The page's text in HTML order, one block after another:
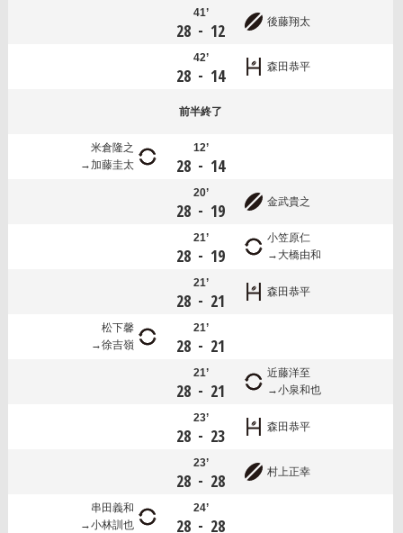
41’
28 - 12 後藤翔太
42’
28 - 14 森田恭平
前半終了
米倉隆之
加藤圭太
12’
28 - 14
20’
28 - 19 金武貴之
21’
28 - 19
小笠原仁
大橋由和
21’
28 - 21 森田恭平
松下馨
徐吉嶺
21’
28 - 21
21’
28 - 21
近藤洋至
小泉和也
23’
28 - 23 森田恭平
23’
28 - 28 村上正幸
串田義和
小林訓也
24’
28 - 28